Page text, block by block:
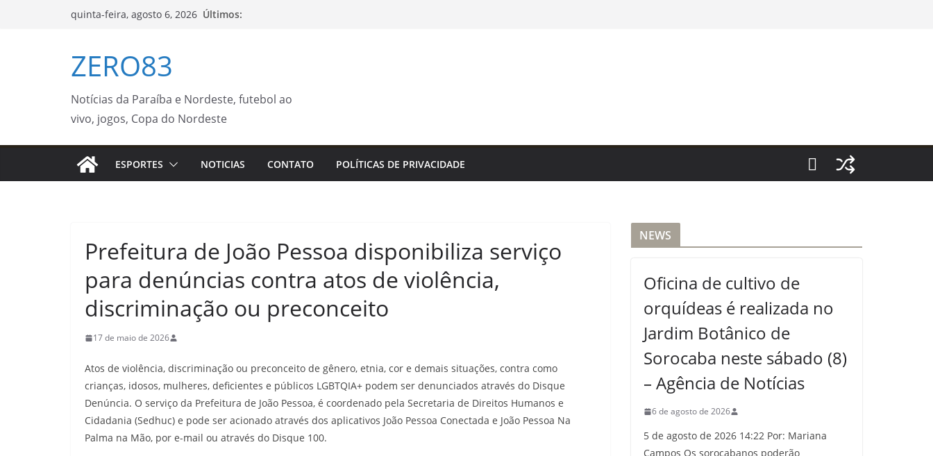
quinta-feira, agosto 6, 2026 Últimos:
ZERO83
Notícias da Paraíba e Nordeste, futebol ao
vivo, jogos, Copa do Nordeste
ESPORTES NOTICIAS CONTATO POLÍTICAS DE PRIVACIDADE
Prefeitura de João Pessoa disponibiliza serviço
para denúncias contra atos de violência,
discriminação ou preconceito
17 de maio de 2026
Atos de violência, discriminação ou preconceito de gênero, etnia, cor e demais situações, contra como
crianças, idosos, mulheres, deficientes e públicos LGBTQIA+ podem ser denunciados através do Disque
Denúncia. O serviço da Prefeitura de João Pessoa, é coordenado pela Secretaria de Direitos Humanos e
Cidadania (Sedhuc) e pode ser acionado através dos aplicativos João Pessoa Conectada e João Pessoa Na
Palma na Mão, por e-mail ou através do Disque 100.
NEWS
Oficina de cultivo de
orquídeas é realizada no
Jardim Botânico de
Sorocaba neste sábado (8)
– Agência de Notícias
6 de agosto de 2026
5 de agosto de 2026 14:22 Por: Mariana
Campos Os sorocabanos poderão